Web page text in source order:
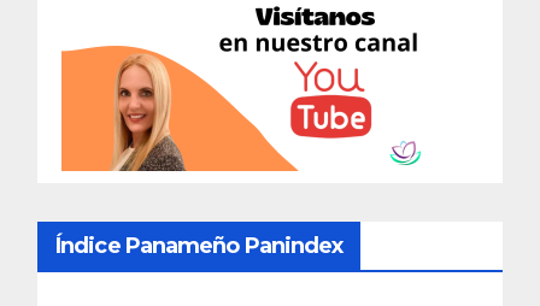
Índice Panameño Panindex